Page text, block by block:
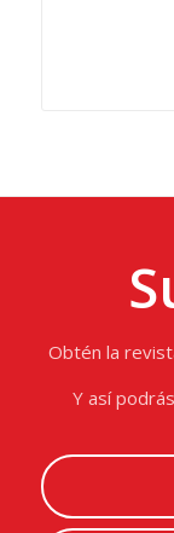
Obtén la
Y así